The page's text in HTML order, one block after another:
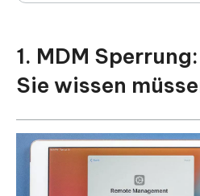
1. MDM
Sie wissen